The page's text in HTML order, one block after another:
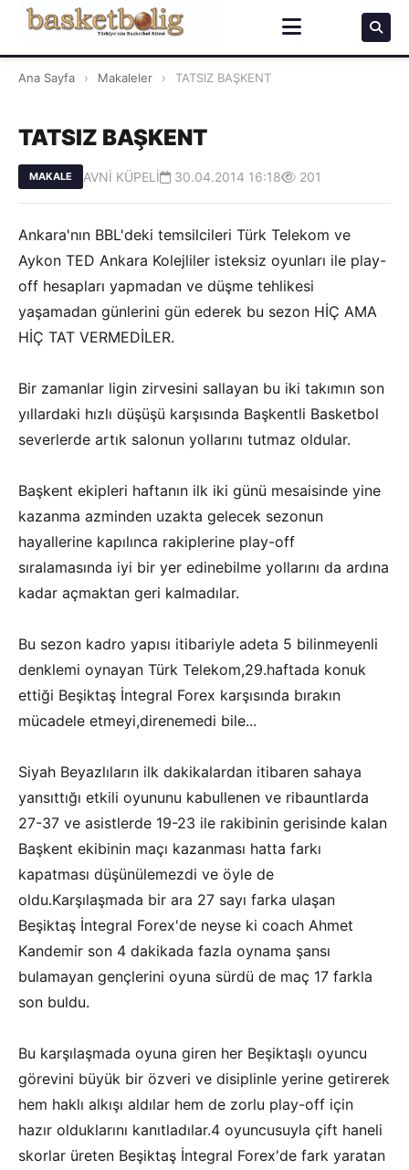
Ana Sayfa › Makaleler › TATSIZ BAŞKENT
TATSIZ BAŞKENT
MAKALE AVNİ KÜPELİ 30.04.2014 16:18 201
Ankara'nın BBL'deki temsilcileri Türk Telekom ve
Aykon TED Ankara Kolejliler isteksiz oyunları ile play-
off hesapları yapmadan ve düşme tehlikesi
yaşamadan günlerini gün ederek bu sezon HİÇ AMA
HİÇ TAT VERMEDİLER.
Bir zamanlar ligin zirvesini sallayan bu iki takımın son
yıllardaki hızlı düşüşü karşısında Başkentli Basketbol
severlerde artık salonun yollarını tutmaz oldular.
Başkent ekipleri haftanın ilk iki günü mesaisinde yine
kazanma azminden uzakta gelecek sezonun
hayallerine kapılınca rakiplerine play-off
sıralamasında iyi bir yer edinebilme yollarını da ardına
kadar açmaktan geri kalmadılar.
Bu sezon kadro yapısı itibariyle adeta 5 bilinmeyenli
denklemi oynayan Türk Telekom,29.haftada konuk
ettiği Beşiktaş İntegral Forex karşısında bırakın
mücadele etmeyi,direnemedi bile...
Siyah Beyazlıların ilk dakikalardan itibaren sahaya
yansıttığı etkili oyununu kabullenen ve ribauntlarda
27-37 ve asistlerde 19-23 ile rakibinin gerisinde kalan
Başkent ekibinin maçı kazanması hatta farkı
kapatması düşünülemezdi ve öyle de
oldu.Karşılaşmada bir ara 27 sayı farka ulaşan
Beşiktaş İntegral Forex'de neyse ki coach Ahmet
Kandemir son 4 dakikada fazla oynama şansı
bulamayan gençlerini oyuna sürdü de maç 17 farkla
son buldu.
Bu karşılaşmada oyuna giren her Beşiktaşlı oyuncu
görevini büyük bir özveri ve disiplinle yerine getirerek
hem haklı alkışı aldılar hem de zorlu play-off için
hazır olduklarını kanıtladılar.4 oyuncusuyla çift haneli
skorlar üreten Beşiktaş İntegral Forex'de fark yaratan